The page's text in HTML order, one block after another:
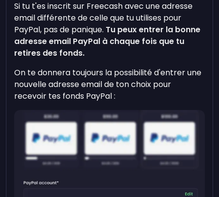
Si tu t'es inscrit sur Freecash avec une adresse
email différente de celle que tu utilises pour
PayPal, pas de panique. Tu peux entrer la bonne
adresse email PayPal à chaque fois que tu
retires des fonds.
On te donnera toujours la possibilité d'entrer une
nouvelle adresse email de ton choix pour
recevoir tes fonds PayPal :